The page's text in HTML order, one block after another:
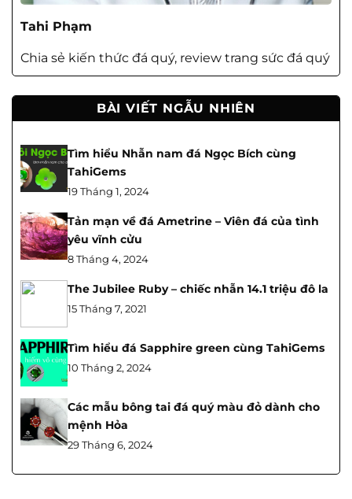
Tahi Phạm
Chia sẻ kiến thức đá quý, review trang sức đá quý
BÀI VIẾT NGẪU NHIÊN
Tìm hiểu Nhẫn nam đá Ngọc Bích cùng
TahiGems
19 Tháng 1, 2024
Tản mạn về đá Ametrine – Viên đá của tình
yêu vĩnh cửu
8 Tháng 4, 2024
The Jubilee Ruby – chiếc nhẫn 14.1 triệu đô la
15 Tháng 7, 2021
Tìm hiểu đá Sapphire green cùng TahiGems
10 Tháng 2, 2024
Các mẫu bông tai đá quý màu đỏ dành cho
mệnh Hỏa
29 Tháng 6, 2024